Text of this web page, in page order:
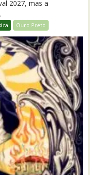
2027, mas a
Ouro Preto